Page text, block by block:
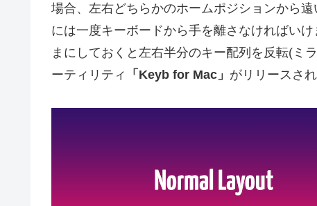
場合、左右どちらかのホームポジションから遠
には一度キーボードから手を離さなければい
まにしておくと左右半分のキー配列を反転(ミ
ーティリティ
「Keyb for Mac」 がリリースされ